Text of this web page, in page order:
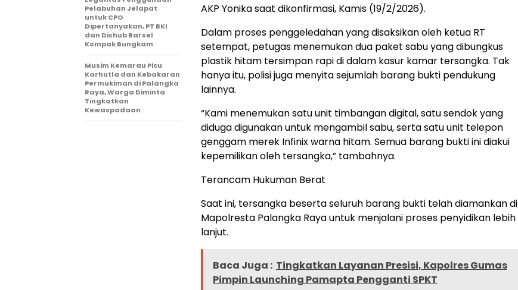
AKP Yonika saat dikonfirmasi, Kamis (19/2/2026).
Dalam proses penggeledahan yang disaksikan oleh ketua RT
setempat, petugas menemukan dua paket sabu yang dibungkus
plastik hitam tersimpan rapi di dalam kasur kamar tersangka. Tak
hanya itu, polisi juga menyita sejumlah barang bukti pendukung
lainnya.
“Kami menemukan satu unit timbangan digital, satu sendok yang
diduga digunakan untuk mengambil sabu, serta satu unit telepon
genggam merek Infinix warna hitam. Semua barang bukti ini diakui
kepemilikan oleh tersangka,” tambahnya.
Terancam Hukuman Berat
Saat ini, tersangka beserta seluruh barang bukti telah diamankan di
Mapolresta Palangka Raya untuk menjalani proses penyidikan lebih
lanjut.
Baca Juga : Tingkatkan Layanan Presisi, Kapolres Gumas
Pimpin Launching Pamapta Pengganti SPKT
Pelabuhan Jelapat
untuk CPO
Dipertanyakan, PT BKI
dan Dishub Barsel
Kompak Bungkam
Musim Kemarau Picu
Karhutla dan Kebakaran
Permukiman di Palangka
Raya, Warga Diminta
Tingkatkan
Kewaspadaan